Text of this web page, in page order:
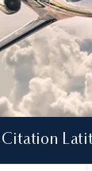
Citation